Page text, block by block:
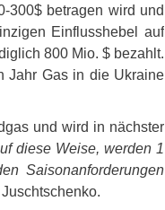
300$ betragen wird und
Einflusshebel auf
800 Mio. $ bezahlt.
Jahr Gas in die Ukraine
und wird in nächster
diese Weise, werden 1
Saisonanforderungen